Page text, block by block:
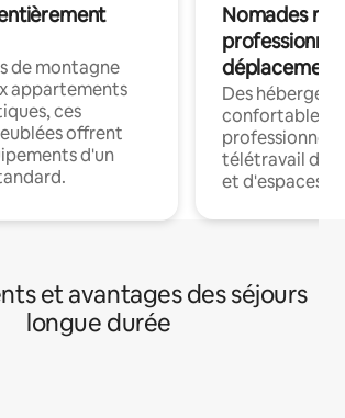
de montagne
appartements
ces
offrent
d'un
Nomades
déplacement
Des
confortables
professionnels
télétravail
et d'espaces
et avantages des séjours
longue durée